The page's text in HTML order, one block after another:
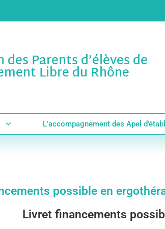
Parents d’élèves de
Libre du Rhône
L’accompagnement des Apel
possible en
Livret financements